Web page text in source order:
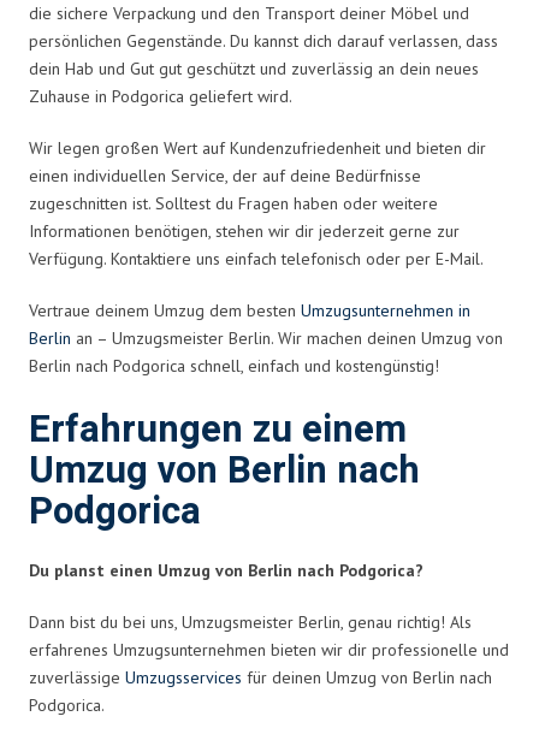
die sichere Verpackung und den Transport deiner Möbel und
persönlichen Gegenstände. Du kannst dich darauf verlassen, dass
dein Hab und Gut gut geschützt und zuverlässig an dein neues
Zuhause in Podgorica geliefert wird.
Wir legen großen Wert auf Kundenzufriedenheit und bieten dir
einen individuellen Service, der auf deine Bedürfnisse
zugeschnitten ist. Solltest du Fragen haben oder weitere
Informationen benötigen, stehen wir dir jederzeit gerne zur
Verfügung. Kontaktiere uns einfach telefonisch oder per E-Mail.
Vertraue deinem Umzug dem besten Umzugsunternehmen in
Berlin an – Umzugsmeister Berlin. Wir machen deinen Umzug von
Berlin nach Podgorica schnell, einfach und kostengünstig!
Erfahrungen zu einem
Umzug von Berlin nach
Podgorica
Du planst einen Umzug von Berlin nach Podgorica?
Dann bist du bei uns, Umzugsmeister Berlin, genau richtig! Als
erfahrenes Umzugsunternehmen bieten wir dir professionelle und
zuverlässige Umzugsservices für deinen Umzug von Berlin nach
Podgorica.